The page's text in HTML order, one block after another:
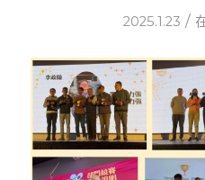
2025.1.23 /